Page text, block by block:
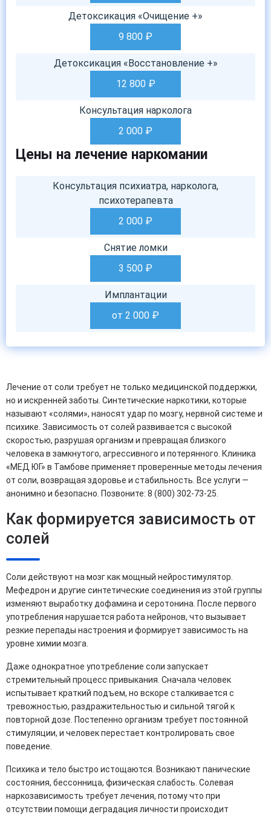
Детоксикация «Очищение +»
9 800 ₽
Детоксикация «Восстановление +»
12 800₽
Консультация нарколога
2 000 ₽
Цены на лечение наркомании
Консультация психиатра, нарколога,
психотерапевта
2 000 ₽
Снятие ломки
3 500 ₽
Имплантации
от 2 000 ₽
Лечение от соли требует не только медицинской поддержки,
но и искренней заботы. Синтетические наркотики, которые
называют «солями», наносят удар по мозгу, нервной системе и
психике. Зависимость от солей развивается с высокой
скоростью, разрушая организм и превращая близкого
человека в замкнутого, агрессивного и потерянного. Клиника
«МЕД ЮГ» в Тамбове применяет проверенные методы лечения
от соли, возвращая здоровье и стабильность. Все услуги —
анонимно и безопасно. Позвоните: 8 (800) 302-73-25.
Как формируется зависимость от
солей
Соли действуют на мозг как мощный нейростимулятор.
Мефедрон и другие синтетические соединения из этой группы
изменяют выработку дофамина и серотонина. После первого
употребления нарушается работа нейронов, что вызывает
резкие перепады настроения и формирует зависимость на
уровне химии мозга.
Даже однократное употребление соли запускает
стремительный процесс привыкания. Сначала человек
испытывает краткий подъем, но вскоре сталкивается с
тревожностью, раздражительностью и сильной тягой к
повторной дозе. Постепенно организм требует постоянной
стимуляции, и человек перестает контролировать свое
поведение.
Психика и тело быстро истощаются. Возникают панические
состояния, бессонница, физическая слабость. Солевая
наркозависимость требует лечения, потому что при
отсутствии помощи деградация личности происходит